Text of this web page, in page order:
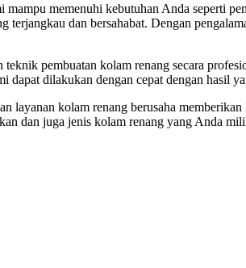
memenuhi kebutuhan Anda seperti
terjangkau dan bersahabat. Dengan
pembuatan kolam renang secara
dilakukan dengan cepat dengan hasil
layanan kolam renang berusaha
dan juga jenis kolam renang yang Anda